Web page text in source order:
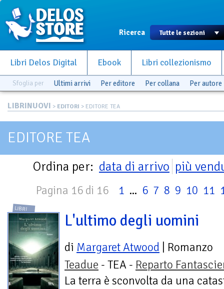
Ricerca
Libri Delos Digital Ebook Libri collezionismo
Sfoglia per Ultimi arrivi Per editore Per collana Per autore
LIBRINUOVI > EDITORI > EDITORE TEA
EDITORE TEA
Ordina per: data di arrivo più
Pagina 16 di 16 1 ... 6 7 8 9 10 11
LIBRI
L'ultimo degli uomini
di Margaret Atwood | Romanzo
Teadue - TEA - Reparto
La terra è sconvolta da una